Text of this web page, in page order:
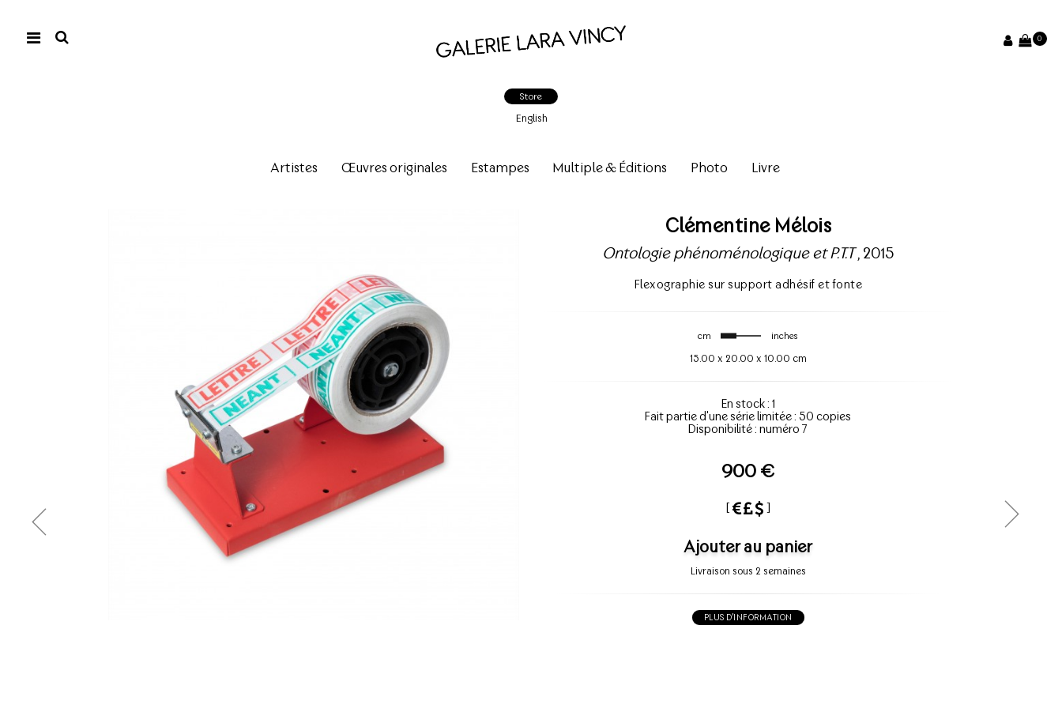
0
Store
English
Artistes Œuvres originales Estampes Multiple & Éditions Photo Livre
Clémentine Mélois
Ontologie phénoménologique et P.T.T, 2015
Flexographie sur support adhésif et fonte
cm inches
15.00 x 20.00 x 10.00 cm
En stock : 1
Fait partie d'une série limitée : 50 copies
Disponibilité : numéro 7
900 €
[ ]
Ajouter au panier
Livraison sous 2 semaines
PLUS D'INFORMATION